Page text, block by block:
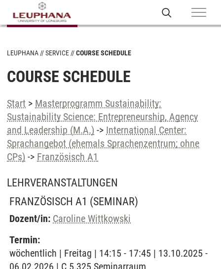
LEUPHANA SERVICE COURSE SCHEDULE
COURSE SCHEDULE
Start > Masterprogramm Sustainability:
Sustainability Science: Entrepreneurship, Agency
and Leadership (M.A.) -> International Center:
Sprachangebot (ehemals Sprachenzentrum; ohne
CPs) -> Französisch A1
LEHRVERANSTALTUNGEN
FRANZÖSISCH A1 (SEMINAR)
Dozent/in: Caroline Wittkowski
Termin:
wöchentlich | Freitag | 14:15 - 17:45 | 13.10.2025 -
06.02.2026 | C 5.325 Seminarraum